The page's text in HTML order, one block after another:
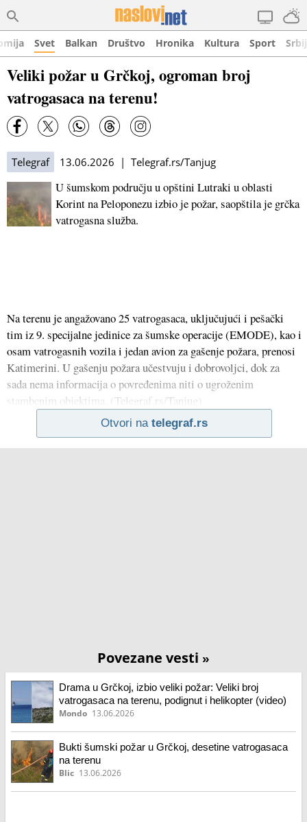
Svet Balkan Društvo Hronika Kultura Sport
Veliki požar u Grčkoj, ogroman broj
vatrogasaca na terenu!
Telegraf 13.06.2026 | Telegraf.rs/Tanjug
U šumskom području u opštini Lutraki u oblasti
Korint na Peloponezu izbio je požar, saopštila je grčka
vatrogasna služba.
Na terenu je angažovano 25 vatrogasaca, uključujući i pešački
tim iz 9. specijalne jedinice za šumske operacije (EMODE), kao i
osam vatrogasnih vozila i jedan avion za gašenje požara, prenosi
Katimerini. U gašenju požara učestvuju i dobrovoljci, dok za
sada nema informacija o povređenima niti o ugroženim
stambenim objektima. (Telegraf.rs/Tanjug)
Otvori na telegraf.rs
Povezane vesti »
Drama u Grčkoj, izbio veliki požar: Veliki broj
vatrogasaca na terenu, podignut i helikopter (video)
Mondo 13.06.2026
Bukti šumski požar u Grčkoj, desetine vatrogasaca
na terenu
Blic 13.06.2026